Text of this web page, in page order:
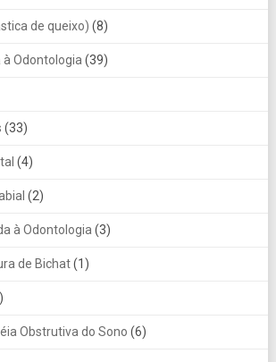
de queixo) (8)
à Odontologia (39)
(33)
(4)
(2)
à Odontologia (3)
de Bichat(1)
Obstrutiva do Sono (6)